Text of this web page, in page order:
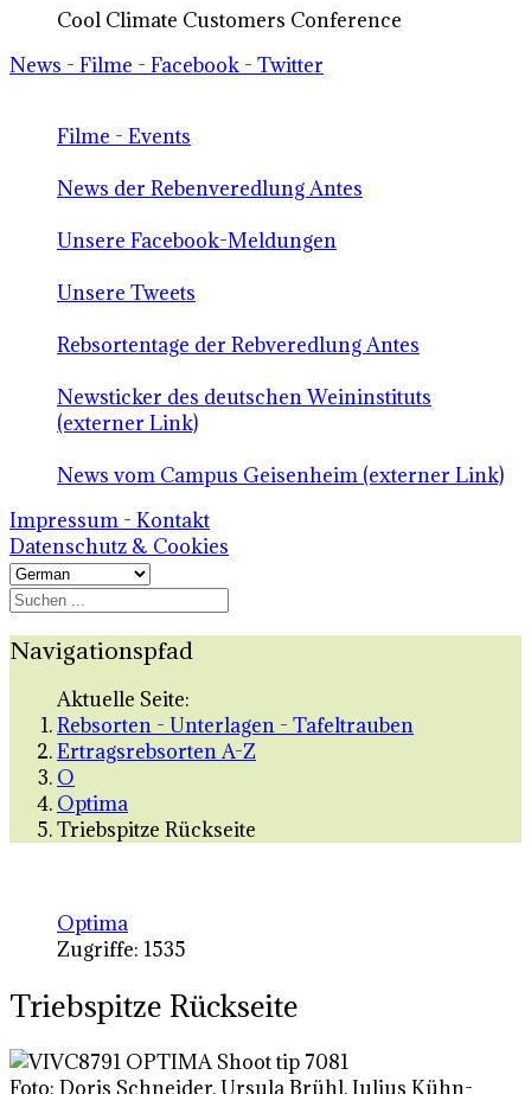
Cool Climate Customers Conference
News - Filme - Facebook - Twitter
Filme - Events
News der Rebenveredlung Antes
Unsere Facebook-Meldungen
Unsere Tweets
Rebsortentage der Rebveredlung Antes
Newsticker des deutschen Weininstituts
(externer Link)
News vom Campus Geisenheim (externer Link)
Impressum - Kontakt
Datenschutz & Cookies
Navigationspfad
Aktuelle Seite:
Rebsorten - Unterlagen - Tafeltrauben
Ertragsrebsorten A-Z
O
Optima
Triebspitze Rückseite
Optima
Zugriffe: 1535
Triebspitze Rückseite
Foto: Doris Schneider, Ursula Brühl, Julius Kühn-